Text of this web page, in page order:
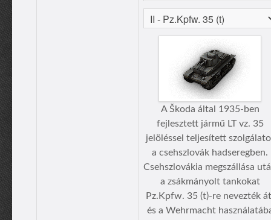
A Škoda által 1935-ben
fejlesztett jármű LT vz. 35
jelöléssel teljesített
a csehszlovák hadseregben.
Csehszlovákia megszállása
a zsákmányolt tankokat
Pz.Kpfw. 35 (t)-re nevezték
és a Wehrmacht